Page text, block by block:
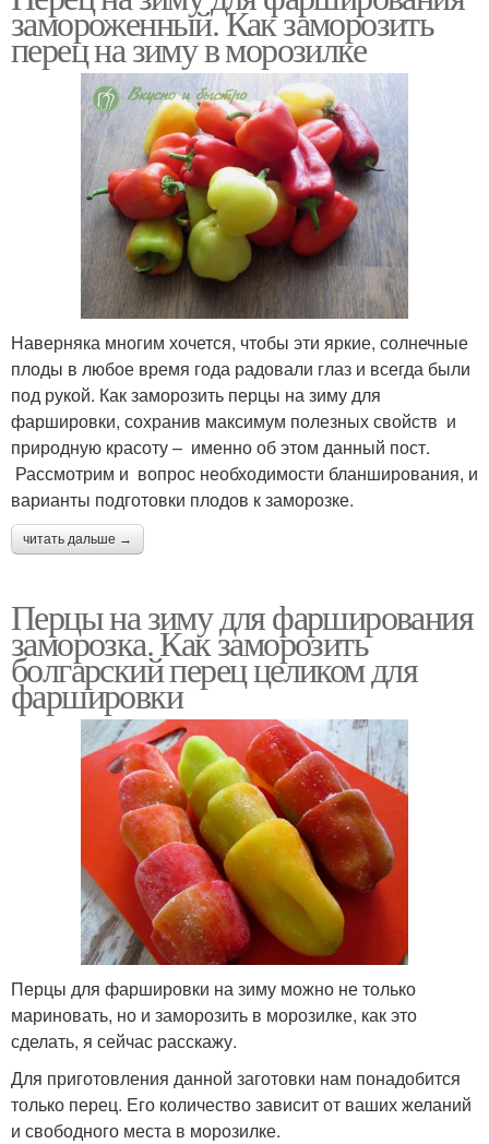
замороженный. Как заморозить
перец на зиму в морозилке
Наверняка многим хочется, чтобы эти яркие, солнечные
плоды в любое время года радовали глаз и всегда были
под рукой. Как заморозить перцы на зиму для
фаршировки, сохранив максимум полезных свойств и
природную красоту – именно об этом данный пост.
Рассмотрим и вопрос необходимости бланширования, и
варианты подготовки плодов к заморозке.
читать дальше →
Перцы на зиму для фарширования
заморозка. Как заморозить
болгарский перец целиком для
фаршировки
Перцы для фаршировки на зиму можно не только
мариновать, но и заморозить в морозилке, как это
сделать, я сейчас расскажу.
Для приготовления данной заготовки нам понадобится
только перец. Его количество зависит от ваших желаний
и свободного места в морозилке.